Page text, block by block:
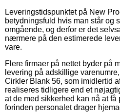
Leveringstidspunktet på New
betydningsfuld hvis man står og
omgående, og derfor er det
nærmere på den estimerede
vare.
Flere firmaer på nettet byder på
levering på adskillige
Cirkler Blank 56, som imidlertid
realiseres tidligere end et
at de med sikkerhed kan nå at få
forinden personalet drager